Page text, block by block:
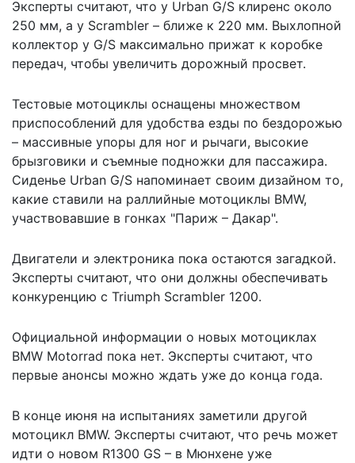
Эксперты считают, что у Urban G/S клиренс около
250 мм, а у Scrambler – ближе к 220 мм. Выхлопной
коллектор у G/S максимально прижат к коробке
передач, чтобы увеличить дорожный просвет.
Тестовые мотоциклы оснащены множеством
приспособлений для удобства езды по бездорожью
– массивные упоры для ног и рычаги, высокие
брызговики и съемные подножки для пассажира.
Сиденье Urban G/S напоминает своим дизайном то,
какие ставили на раллийные мотоциклы BMW,
участвовавшие в гонках "Париж – Дакар".
Двигатели и электроника пока остаются загадкой.
Эксперты считают, что они должны обеспечивать
конкуренцию с Triumph Scrambler 1200.
Официальной информации о новых мотоциклах
BMW Motorrad пока нет. Эксперты считают, что
первые анонсы можно ждать уже до конца года.
В конце июня на испытаниях заметили другой
мотоцикл BMW. Эксперты считают, что речь может
идти о новом R1300 GS – в Мюнхене уже